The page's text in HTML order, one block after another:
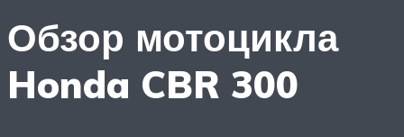
Обзор мотоцикла
Honda CBR 300